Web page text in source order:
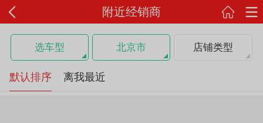
附近经销商
选车型 北京市 店铺类型
默认排序 离我最近